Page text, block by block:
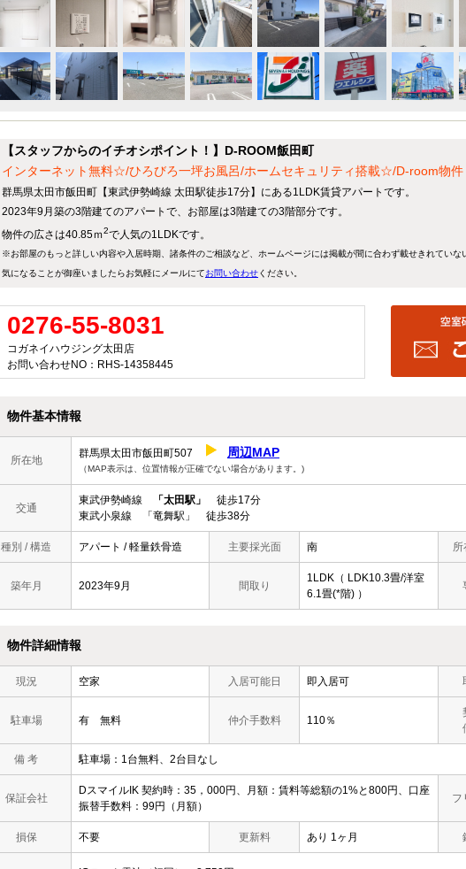
【スタッフからのイチオシポイント！】D-ROOM飯田町
インターネット無料☆/ひろびろ一坪お風呂/ホームセキュリティ搭載☆/D-room物件
群馬県太田市飯田町【東武伊勢崎線 太田駅徒歩17分】にある1LDK賃貸アパートです。
2023年9月築の3階建てのアパートで、お部屋は3階建ての3階部分です。
物件の広さは40.85ｍ2で人気の1LDKです。
※お部屋のもっと詳しい内容や入居時期、諸条件のご相談など、ホームページには掲載が間に合わず載せきれていな
気になることが御座いましたらお気軽にメールにてお問い合わせください。
0276-55-8031
コガネイハウジング太田店
お問い合わせNO：RHS-14358445
物件基本情報
所在地
群馬県太田市飯田町507 周辺MAP
（MAP表示は、位置情報が正確でない場合があります。)
交通
東武伊勢崎線 「太田駅」
徒歩17分
東武小泉線 「竜舞駅」 徒歩38分
種別 / 構造 アパート / 軽量鉄骨造 主要採光面 南 所
築年月 2023年9月 間取り
1LDK（ LDK10.3畳/洋室
6.1畳(*階) ）
物件詳細情報
現況 空家 入居可能日 即入居可
駐車場 有 無料 仲介手数料 110％
備 考 駐車場：1台無料、2台目なし
保証会社
DスマイルIK 契約時：35，000円、月額：賃料等総額の1%と800円、口座
振替手数料：99円（月額）
フ
損保 不要 更新料 あり 1ヶ月